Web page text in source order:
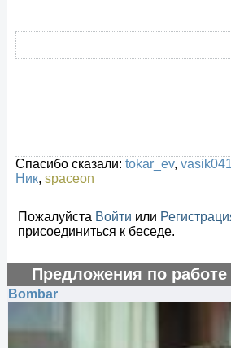
Спасибо сказали: tokar_ev, vasik041
Ник, spaceon
Пожалуйста Войти или
присоединиться к беседе.
Предложения по
Bombar